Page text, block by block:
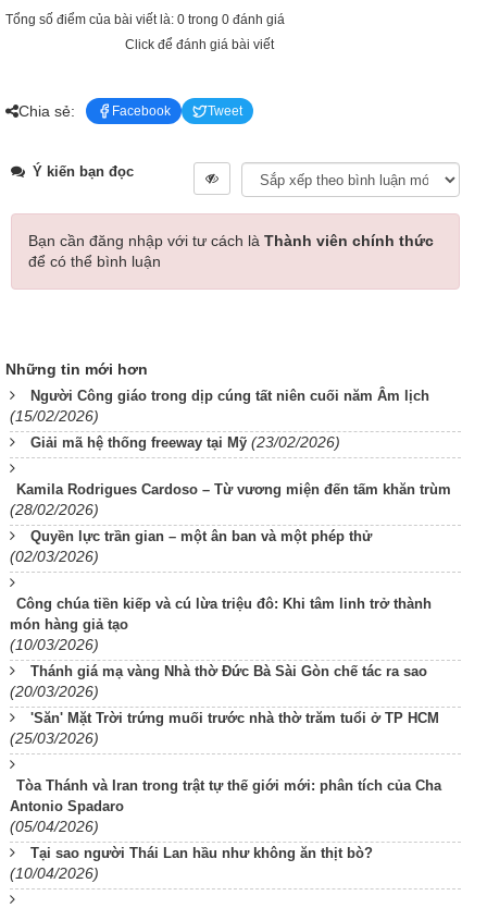
Tổng số điểm của bài viết là: 0 trong 0 đánh giá
Click để đánh giá bài viết
Chia sẻ: Facebook Tweet
Ý kiến bạn đọc
Bạn cần đăng nhập với tư cách là Thành viên chính thức
để có thể bình luận
Những tin mới hơn
Người Công giáo trong dịp cúng tất niên cuối năm Âm lịch
(15/02/2026)
Giải mã hệ thống freeway tại Mỹ (23/02/2026)
Kamila Rodrigues Cardoso – Từ vương miện đến tấm khăn trùm
(28/02/2026)
Quyền lực trần gian – một ân ban và một phép thử
(02/03/2026)
Công chúa tiền kiếp và cú lừa triệu đô: Khi tâm linh trở thành
món hàng giả tạo
(10/03/2026)
Thánh giá mạ vàng Nhà thờ Đức Bà Sài Gòn chế tác ra sao
(20/03/2026)
'Săn' Mặt Trời trứng muối trước nhà thờ trăm tuổi ở TP HCM
(25/03/2026)
Tòa Thánh và Iran trong trật tự thế giới mới: phân tích của Cha
Antonio Spadaro
(05/04/2026)
Tại sao người Thái Lan hầu như không ăn thịt bò?
(10/04/2026)